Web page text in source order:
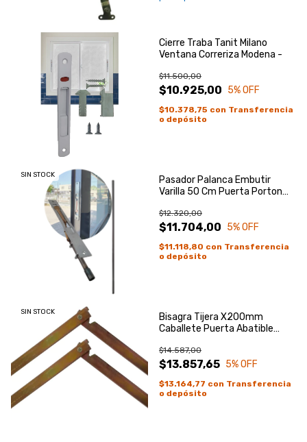
Cierre Traba Tanit Milano
Ventana Correriza Modena -
$10.925,00
$11.500,00
5% OFF
$10.378,75 con Transferencia
o depósito
SIN STOCK
Pasador Palanca Embutir
Varilla 50 Cm Puerta Porton
$11.704,00
$12.320,00
5% OFF
$11.118,80 con Transferencia
o depósito
SIN STOCK
Bisagra Tijera X200mm
Caballete Puerta Abatible
$13.857,65
$14.587,00
5% OFF
$13.164,77 con Transferencia
o depósito